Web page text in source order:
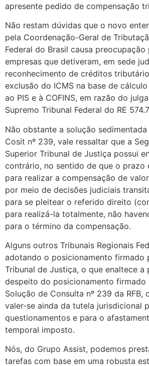
apresente pedido de compensação
Não restam dúvidas que o novo
pela Coordenação-Geral de
Federal do Brasil causa
empresas que detiveram, em sede
reconhecimento de créditos
exclusão do ICMS na base de
ao PIS e à COFINS, em razão do
Supremo Tribunal Federal do RE
Não obstante a solução
Cosit nº 239, vale ressaltar que a
Superior Tribunal de Justiça possui
contrário, no sentido de que o prazo
para realizar a compensação de
por meio de decisões judiciais
para se pleitear o referido direito
para realizá-la totalmente, não
para o término da compensação.
Alguns outros Tribunais Regionais
adotando o posicionamento firmado
Tribunal de Justiça, o que enaltece a
despeito do posicionamento firmado
Solução de Consulta nº 239 da RFB,
valer-se ainda da tutela jurisdicional
questionamentos e para o
temporal imposto.
Nós, do Grupo Assist, podemos
tarefas com base em uma robusta